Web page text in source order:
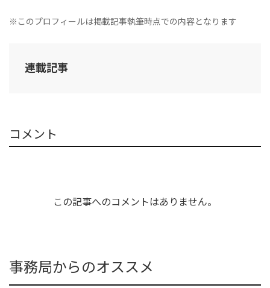
※このプロフィールは掲載記事執筆時点での内容となります
連載記事
コメント
この記事へのコメントはありません。
事務局からのオススメ